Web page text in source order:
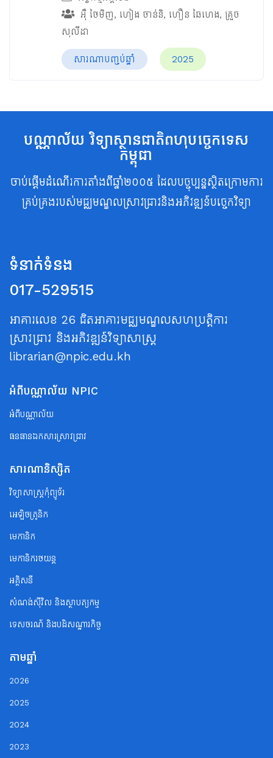
អ៊ឺ ថៃមិញ, ហៀង ចាន់និ, ហឿន ឆៃហេង, គ្រួច
សុលីដា
សារណាបញ្ចប់ឆ្នាំ 2025
បណ្ណាល័យ វិទ្យាស្ថានជាតិពហុបច្ចេកទេស
កម្ពុជា
ចាប់ផ្តើមដំណើរការតាំងពីឆ្នាំ២០០៥ ដែលបច្ចុប្បន្នស្ថិតក្រោមការ
គ្រប់គ្រងរបស់មជ្ឈមណ្ឌលស្រាវជ្រាវនិងអភិវឌ្ឍន៍បច្ចេកវិទ្យា
ទំនាក់ទំនង
017-529515
អាគារលេខ 26 ជិតអាគារមជ្ឈមណ្ឌលសហប្រត្តិការ
ស្រាវជ្រាវ និងអភិវឌ្ឍន៍វិទ្យាសាស្ត្រ
librarian@npic.edu.kh
អំពីបណ្ណាល័យ NPIC
អំពីបណ្ណាល័យ
ធនធានឯកសារស្រាវជ្រាវ
សារណានិស្សិត
វិទ្យាសាស្ត្រកុំព្យូទ័រ
អេឡិចត្រូនិក
មេកានិក
មេកានិករថយន្ត
អគ្គិសនី
សំណង់ស៊ីវិល និងស្ថាបត្យកម្ម
ទេសចរណ័ និងបដិសណ្ឋារកិច្ច
តាមឆ្នាំ
2026
2025
2024
2023